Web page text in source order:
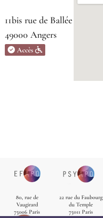
11bis rue de Ballée
49000 Angers
Accès
80, rue de
Vaugirard
75006 Paris
22 rue du Faubourg
du Temple
75011 Paris